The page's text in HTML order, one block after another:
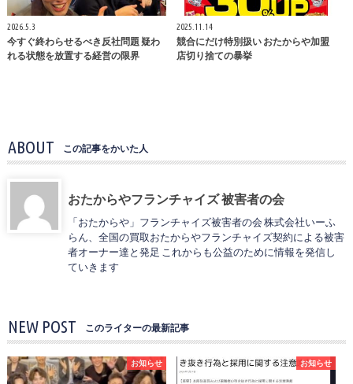
2026.5.3
今すぐ終わらせるべき反社問題 疑わ
れる状態を放置する経営の限界
2025.11.14
競合にだけ特別扱い おたからや加盟
店切り捨ての暴挙
ABOUT この記事をかいた人
おたからやフランチャイズ 被害者の会
「おたからや」フランチャイズ被害者の会 株式会社いーふ
らん、全国の買取おたからやフランチャイズ契約による被害
者オーナー達と発足 これからも公益のために情報を発信し
ていきます
NEW POST このライターの最新記事
お知らせ お知らせ